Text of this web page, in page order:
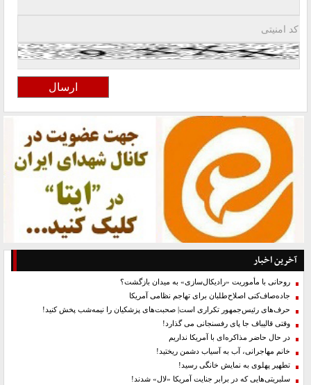
آخرین اخبار
روحانی با مأموریت «رادیکال‌سازی» به میدان بازگشت؟
جاده‌صاف‌کنی اصلاح‌طلبان برای تهاجم نظامی آمریکا
حرف‌های رئیس‌جمهور تکراری است| صحبت‌های پزشکیان را نیمه‌شب پخش کنید!
وقتی قالیباف جا پای رفسنجانی می گذارد!
در حال حاضر مذاکره‌ای با آمریکا نداریم
خانم مهاجرانی، آب به آسیاب دشمن ریختید!
تطهیر پهلوی به نمایش خانگی رسید!
سلبریتی‌هایی که در برابر جنایت آمریکا «لال» شدند!